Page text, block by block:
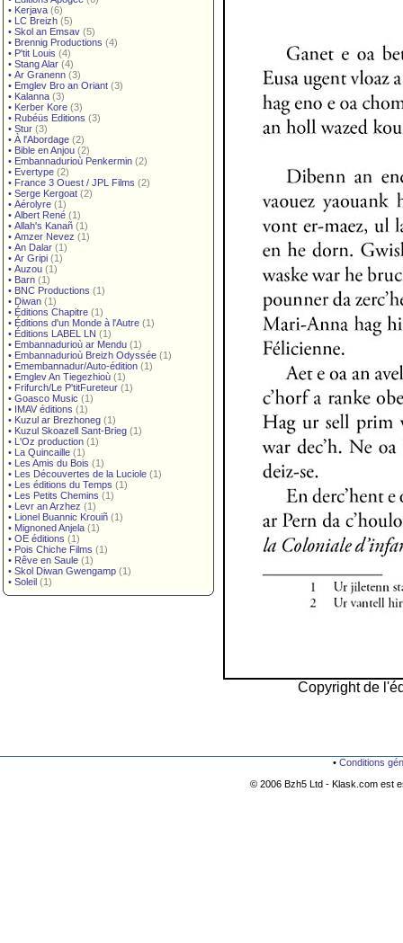
• Kerjava (6)
• LC Breizh (5)
• Skol an Emsav (5)
• Brennig Productions (4)
• P'tit Louis (4)
• Stang Alar (4)
• Ar Granenn (3)
• Emglev Bro an Oriant (3)
• Kalanna (3)
• Kerber Kore (3)
• Rubéüs Editions (3)
• Stur (3)
• À l'Abordage (2)
• Bible en Anjou (2)
• Embannadurioù Penkermin (2)
• Evertype (2)
• France 3 Ouest / JPL Films (2)
• Serge Kergoat (2)
• Aérolyre (1)
• Albert René (1)
• Allah's Kanañ (1)
• Amzer Nevez (1)
• An Dalar (1)
• Ar Gripi (1)
• Auzou (1)
• Barn (1)
• BNC Productions (1)
• Diwan (1)
• Éditions Chapitre (1)
• Éditions d'un Monde à l'Autre (1)
• Éditions LABEL LN (1)
• Embannadurioù ar Mendu (1)
• Embannadurioù Breizh Odyssée (1)
• Emembannadur/Auto-édition (1)
• Emglev An Tiegezhioù (1)
• Frifurch/Le P'titFureteur (1)
• Goasco Music (1)
• IMAV éditions (1)
• Kuzul ar Brezhoneg (1)
• Kuzul Skoazell Sant-Brieg (1)
• L'Oz production (1)
• La Quincaille (1)
• Les Amis du Bois (1)
• Les Découvertes de la Luciole (1)
• Les éditions du Temps (1)
• Les Petits Chemins (1)
• Levr an Arzhez (1)
• Lionel Buannic Krouiñ (1)
• Mignoned Anjela (1)
• OE éditions (1)
• Pois Chiche Films (1)
• Rêve en Saule (1)
• Skol Diwan Gwengamp (1)
• Soleil (1)
Copyright de
•Conditions
© 2006 Bzh5 Ltd - Klask.com est